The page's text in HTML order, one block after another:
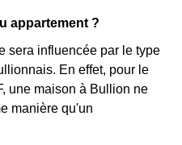
appartement ?
sera influencée par le type
En effet, pour le
une maison à Bullion ne
manière qu'un